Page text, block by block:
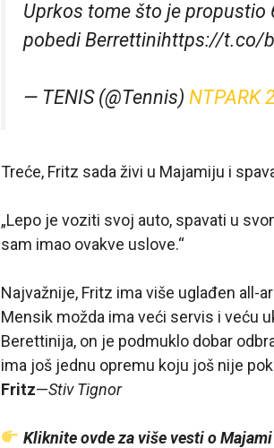
Uprkos tome što je propustio
pobedi Berrettinihttps://t.co/
— TENIS (@Tennis) NTPARK
Treće, Fritz sada živi u Majamiju i
„Lepo je voziti svoj auto, spavati u
sam imao ovakve uslove.“
Najvažnije, Fritz ima više uglađen all-
Mensik možda ima veći servis i veću
Berettinija, on je podmuklo dobar
ima još jednu opremu koju još nije
Fritz—Stiv Tignor
Kliknite ovde za više vesti o Majami